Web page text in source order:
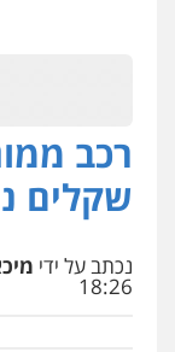
רכב
שקלים
נכתב על ידי
18:26